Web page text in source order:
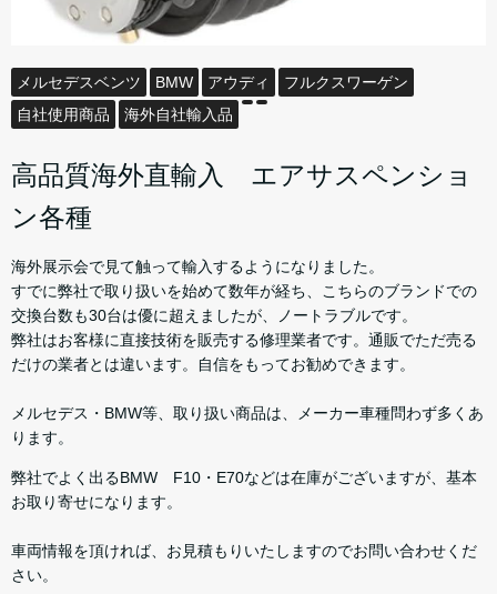
メルセデスベンツ BMW アウディ
フルクスワーゲン
自社使用商品
海外自社輸入品
高品質海外直輸入 エアサスペンショ
ン各種
海外展示会で見て触って輸入するようになりました。
すでに弊社で取り扱いを始めて数年が経ち、こちらのブランドでの
交換台数も30台は優に超えましたが、ノートラブルです。
弊社はお客様に直接技術を販売する修理業者です。通販でただ売る
だけの業者とは違います。自信をもってお勧めできます。
メルセデス・BMW等、取り扱い商品は、メーカー車種問わず多くあ
ります。
弊社でよく出るBMW F10・E70などは在庫がございますが、基本
お取り寄せになります。
車両情報を頂ければ、お見積もりいたしますのでお問い合わせくだ
さい。